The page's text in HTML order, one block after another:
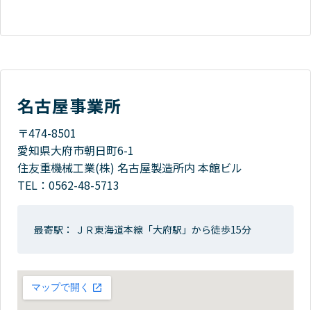
名古屋事業所
〒474-8501
愛知県大府市朝日町6-1
住友重機械工業(株) 名古屋製造所内 本館ビル
TEL： 0562-48-5713
最寄駅： ＪＲ東海道本線「大府駅」から徒歩15分